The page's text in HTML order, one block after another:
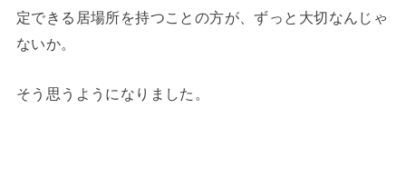
定できる居場所を持つことの方が、ずっと大切なんじゃ
ないか。
そう思うようになりました。